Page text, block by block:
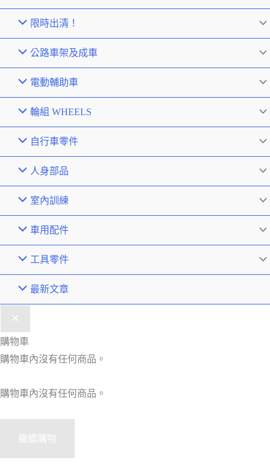
限時出清！
公路車架及成車
電動輔助車
輪組 WHEELS
自行車零件
人身部品
室內訓練
車用配件
工具零件
最新文章
購物車
購物車內沒有任何商品。
購物車內沒有任何商品。
繼續購物